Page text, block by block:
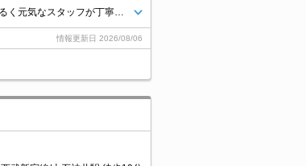
情報更新日 2026/08/06